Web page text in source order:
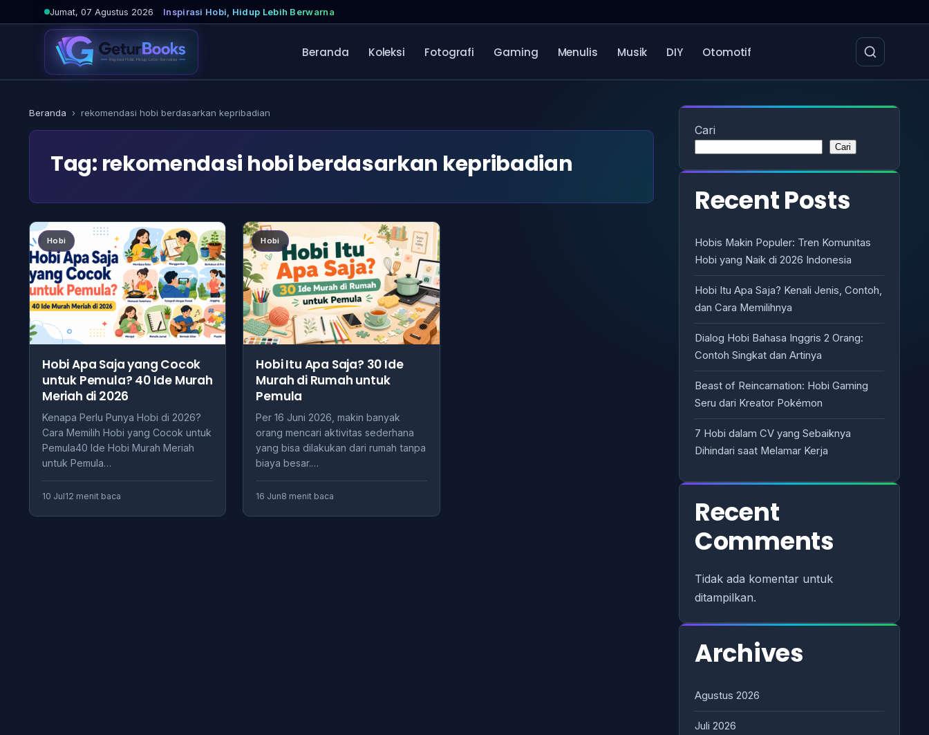
ke
Jumat, 07 Agustus 2026 Inspirasi Hobi, Hidup Lebih Berwarna
Beranda Koleksi Fotografi Gaming Menulis Musik DIY Otomotif
Beranda › rekomendasi hobi berdasarkan kepribadian
Tag: rekomendasi hobi berdasarkan kepribadian
Hobi
Hobi Apa Saja yang Cocok
untuk Pemula? 40 Ide Murah
Meriah di 2026
Kenapa Perlu Punya Hobi di 2026?
Cara Memilih Hobi yang Cocok untuk
Pemula40 Ide Hobi Murah Meriah
untuk Pemula…
10 Jul12 menit baca
Hobi
Hobi Itu Apa Saja? 30 Ide
Murah di Rumah untuk
Pemula
Per 16 Juni 2026, makin banyak
orang mencari aktivitas sederhana
yang bisa dilakukan dari rumah tanpa
biaya besar.…
16 Jun8 menit baca
Cari
Cari
Recent Posts
Hobis Makin Populer: Tren Komunitas
Hobi yang Naik di 2026 Indonesia
Hobi Itu Apa Saja? Kenali Jenis, Contoh,
dan Cara Memilihnya
Dialog Hobi Bahasa Inggris 2 Orang:
Contoh Singkat dan Artinya
Beast of Reincarnation: Hobi Gaming
Seru dari Kreator Pokémon
7 Hobi dalam CV yang Sebaiknya
Dihindari saat Melamar Kerja
Recent
Comments
Tidak ada komentar untuk
ditampilkan.
Archives
Agustus 2026
Juli 2026